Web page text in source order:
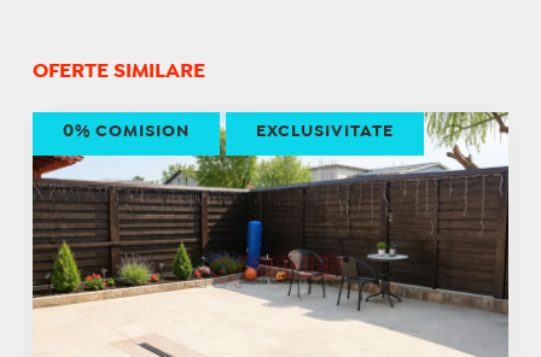
OFERTE SIMILARE
0% COMISION EXCLUSIVITATE